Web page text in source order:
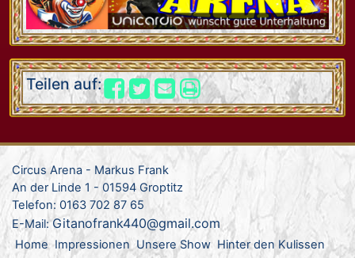
Teilen auf:
Circus Arena - Markus Frank
An der Linde 1 - 01594 Groptitz
Telefon: 0163 702 87 65
E-Mail:Gitanofrank440@gmail.com
Home Impressionen Unsere Show Hinter den Kulissen